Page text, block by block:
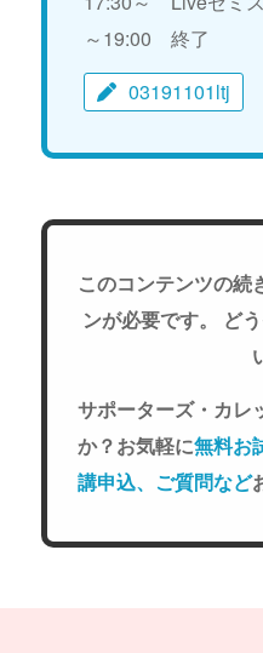
～19:00 終了
03191101ltj
このコンテンツの続
ンが必要です。 ど
サポーターズ・カレ
か？お気軽に無料お
講申込、ご質問など